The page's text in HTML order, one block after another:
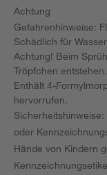
Achtung
Gefahrenhinweise:
Schädlich für
Achtung! Beim
Tröpfchen
Enthält 4-
hervorrufen.
oder
Hände von Kindern